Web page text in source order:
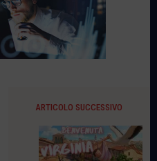
ARTICOLO SUCCESSIVO